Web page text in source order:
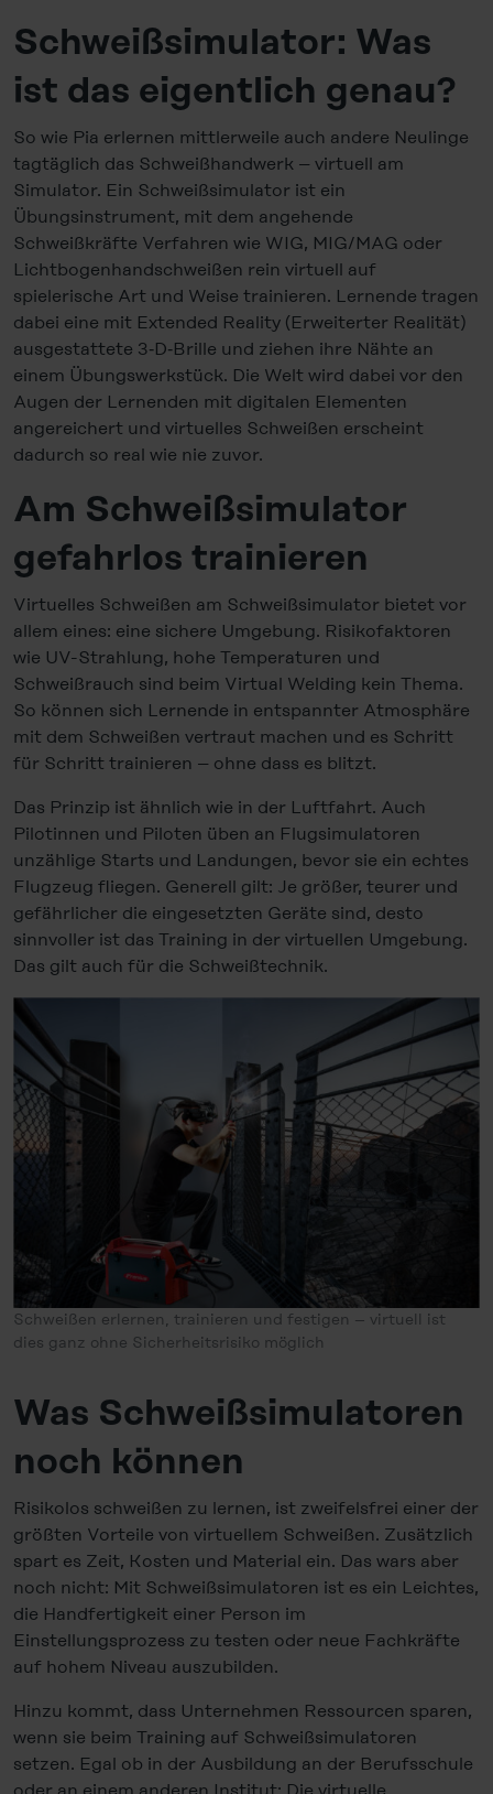
Schweißsimulator: Was
ist das eigentlich genau?
So wie Pia erlernen mittlerweile auch andere Neulinge
tagtäglich das Schweißhandwerk – virtuell am
Simulator. Ein Schweißsimulator ist ein
Übungsinstrument, mit dem angehende
Schweißkräfte Verfahren wie WIG, MIG/MAG oder
Lichtbogenhandschweißen rein virtuell auf
spielerische Art und Weise trainieren. Lernende tragen
dabei eine mit Extended Reality (Erweiterter Realität)
ausgestattete 3‑D‑Brille und ziehen ihre Nähte an
einem Übungswerkstück. Die Welt wird dabei vor den
Augen der Lernenden mit digitalen Elementen
angereichert und virtuelles Schweißen erscheint
dadurch so real wie nie zuvor.
Am Schweißsimulator
gefahrlos trainieren
Virtuelles Schweißen am Schweißsimulator bietet vor
allem eines: eine sichere Umgebung. Risikofaktoren
wie UV-Strahlung, hohe Temperaturen und
Schweißrauch sind beim Virtual Welding kein Thema.
So können sich Lernende in entspannter Atmosphäre
mit dem Schweißen vertraut machen und es Schritt
für Schritt trainieren – ohne dass es blitzt.
Das Prinzip ist ähnlich wie in der Luftfahrt. Auch
Pilotinnen und Piloten üben an Flugsimulatoren
unzählige Starts und Landungen, bevor sie ein echtes
Flugzeug fliegen. Generell gilt: Je größer, teurer und
gefährlicher die eingesetzten Geräte sind, desto
sinnvoller ist das Training in der virtuellen Umgebung.
Das gilt auch für die Schweißtechnik.
Schweißen erlernen, trainieren und festigen – virtuell ist
dies ganz ohne Sicherheitsrisiko möglich
Was Schweißsimulatoren
noch können
Risikolos schweißen zu lernen, ist zweifelsfrei einer der
größten Vorteile von virtuellem Schweißen. Zusätzlich
spart es Zeit, Kosten und Material ein. Das wars aber
noch nicht: Mit Schweißsimulatoren ist es ein Leichtes,
die Handfertigkeit einer Person im
Einstellungsprozess zu testen oder neue Fachkräfte
auf hohem Niveau auszubilden.
Hinzu kommt, dass Unternehmen Ressourcen sparen,
wenn sie beim Training auf Schweißsimulatoren
setzen. Egal ob in der Ausbildung an der Berufsschule